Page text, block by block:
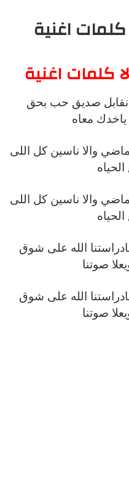
اغنية
كلمات اغنية
صديق حب بحق
معاه
والا ناسين كل اللى
الحياه
والا ناسين كل اللى
الحياه
الله على شوق
صوتنا
الله على شوق
صوتنا